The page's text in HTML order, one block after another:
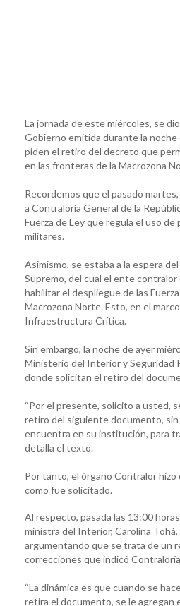
La jornada de este miércoles, se
Gobierno emitida durante la
piden el retiro del decreto que
en las fronteras de la Macrozona
Recordemos que el pasado
a Contraloría General de la
Fuerza de Ley que regula el uso
militares.
Asimismo, se estaba a la espera
Supremo, del cual el ente contralor
habilitar el despliegue de las
Macrozona Norte. Esto, en el
Infraestructura Crítica.
Sin embargo, la noche de ayer
Ministerio del Interior y Seguridad
donde solicitan el retiro del
“Por el presente, solicito a usted,
retiro del siguiente documento,
encuentra en su institución, para
detalla el texto.
Por tanto, el órgano Contralor
como fue solicitado.
Al respecto, pasada las 13:00
ministra del Interior, Carolina Tohá,
argumentando que se trata de un
correcciones que indicó
“La dinámica es que cuando se
retira el documento, se le agregan